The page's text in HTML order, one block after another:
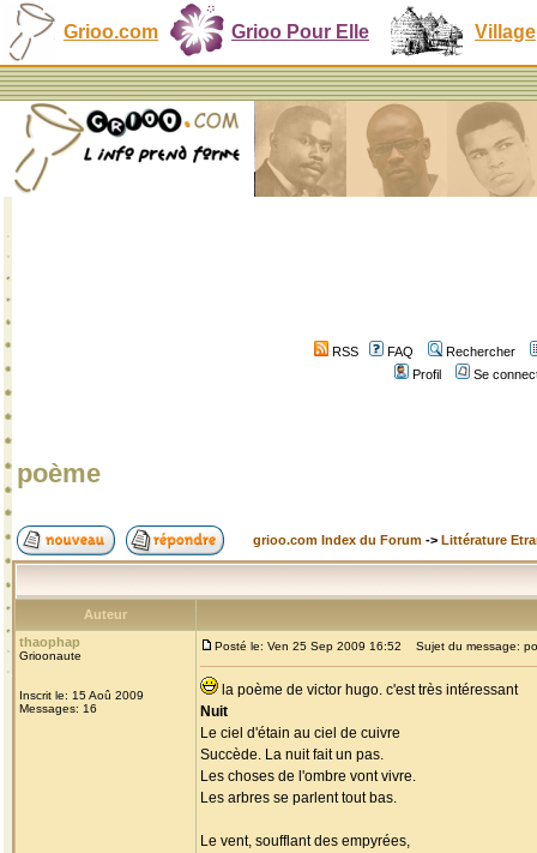
Grioo.com Grioo Pour Elle Village
RSS FAQ
Rechercher
Profil
Se
poème
grioo.com Index du Forum -> Littérature
Auteur
thaophap
Grioonaute
Inscrit le: 15 Aoû 2009
Messages: 16
Posté le: Ven 25 Sep 2009 16:52 Sujet du message:
la poème de victor hugo. c'est très intéressant
Nuit
Le ciel d'étain au ciel de cuivre
Succède. La nuit fait un pas.
Les choses de l'ombre vont vivre.
Les arbres se parlent tout bas.
Le vent, soufflant des empyrées,